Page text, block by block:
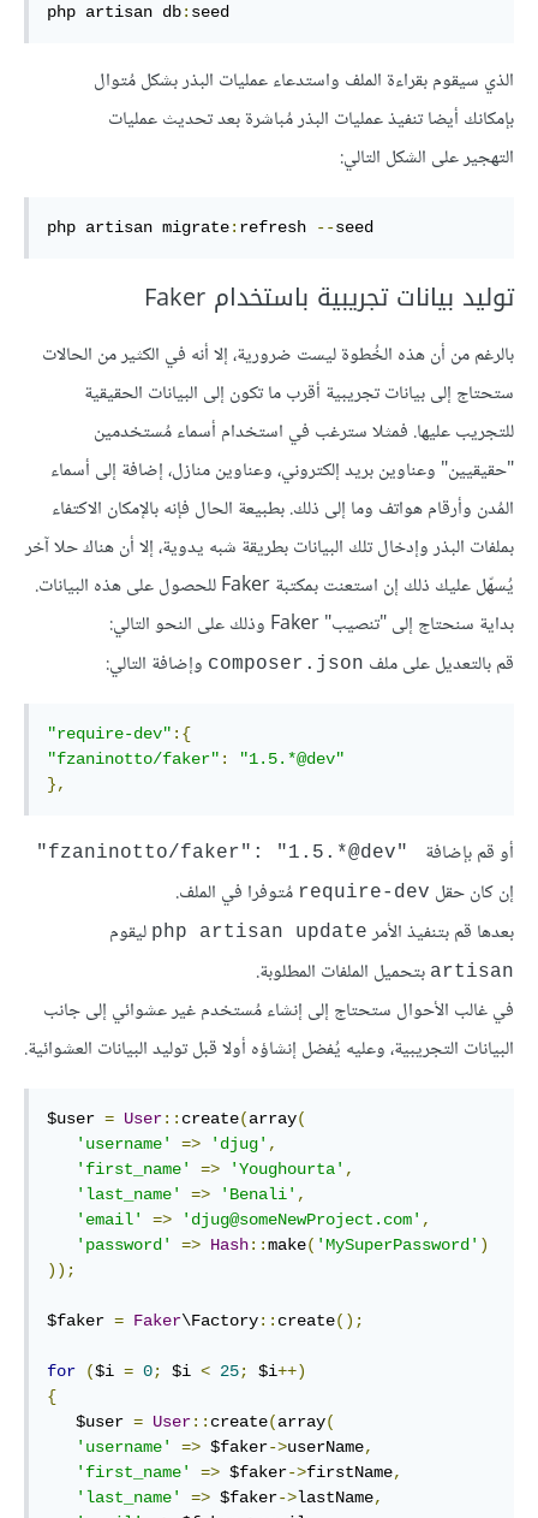
php artisan db: seed
الذي سيقوم بقراءة الملف واستدعاء عمليات البذر بشكل مُتوال
بإمكانك أيضا تنفيذ عمليات البذر مُباشرة بعد تحديث عمليات
التهجير على الشكل التالي:
php artisan migrate: refresh --seed
توليد بيانات تجريبية باستخدام Faker
بالرغم من أن هذه الخُطوة ليست ضرورية، إلا أنه في الكثير من الحالات
ستحتاج إلى بيانات تجريبية أقرب ما تكون إلى البيانات الحقيقية
للتجريب عليها. فمثلا سترغب في استخدام أسماء مُستخدمين
"حقيقيين" وعناوين بريد إلكتروني، وعناوين منازل، إضافة إلى أسماء
المُدن وأرقام هواتف وما إلى ذلك. بطبيعة الحال فإنه بالإمكان الاكتفاء
بملفات البذر وإدخال تلك البيانات بطريقة شبه يدوية، إلا أن هناك حلا آخر
يُسهّل عليك ذلك إن استعنت بمكتبة Faker للحصول على هذه البيانات.
بداية سنحتاج إلى "تنصيب" Faker وذلك على النحو التالي:
قم بالتعديل على ملف composer.json وإضافة التالي:
"require-dev" :{
"fzaninotto/faker" :
"1.5.*@dev"
},
أو قم بإضافة "
fzaninotto/faker": "1.5.*@dev"
إن كان حقل require-dev مُتوفرا في الملف.
بعدها قم بتنفيذ الأمر php artisan update ليقوم
artisan بتحميل الملفات المطلوبة.
في غالب الأحوال ستحتاج إلى إنشاء مُستخدم غير عشوائي إلى جانب
البيانات التجريبية، وعليه يُفضل إنشاؤه أولا قبل توليد البيانات العشوائية.
$user = User:: create(array(
'username'
=> 'djug' ,
'first_name'
=> 'Youghourta' ,
'last_name'
=> 'Benali' ,
'email'
=> 'djug@someNewProject.com' ,
'password'
=> Hash::make( 'MySuperPassword' )
));
$faker = Faker\Factory:: create();
for ($i = 0; $i < 25; $i++)
{
   $user
= User:: create(array(
'username'
=> $faker->userName,
'first_name'
=> $faker->firstName,
'last_name'
=> $faker->lastName,